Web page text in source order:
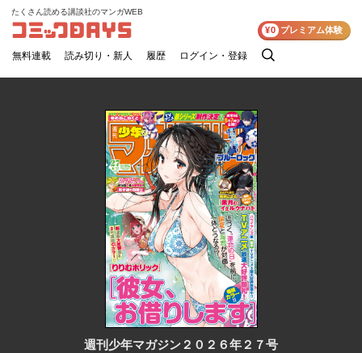
コミックDAYS
たくさん読める講談社のマンガWEB
無料連載 読み切り・新人 履歴 ログイン・登録
検
¥0 プレミアム体験
週刊少年マガジン２０２６年２７号